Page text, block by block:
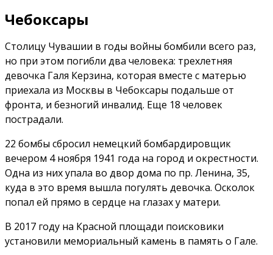
Чебоксары
Столицу Чувашии в годы войны бомбили всего раз,
но при этом погибли два человека: трехлетняя
девочка Галя Керзина, которая вместе с матерью
приехала из Москвы в Чебоксары подальше от
фронта, и безногий инвалид. Еще 18 человек
пострадали.
22 бомбы сбросил немецкий бомбардировщик
вечером 4 ноября 1941 года на город и окрестности.
Одна из них упала во двор дома по пр. Ленина, 35,
куда в это время вышла погулять девочка. Осколок
попал ей прямо в сердце на глазах у матери.
В 2017 году на Красной площади поисковики
установили мемориальный камень в память о Гале.